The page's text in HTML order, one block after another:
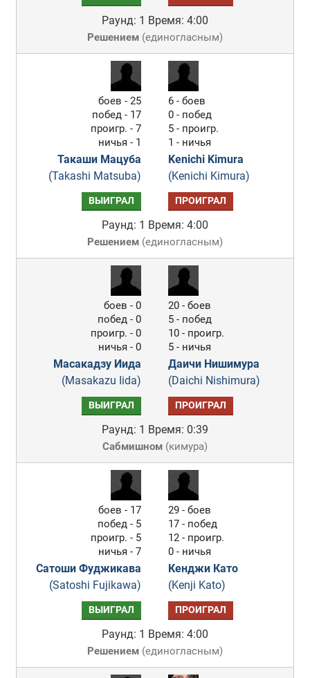
Раунд: 1 Время: 4:00
Решением(единогласным)
боев - 25
побед - 17
проигр. - 7
ничья - 1
Такаши Мацуба
(Takashi Matsuba)
6 - боев
0 - побед
5 - проигр.
1 - ничья
Kenichi Kimura
(Kenichi Kimura)
ВЫИГРАЛ ПРОИГРАЛ
Раунд: 1 Время: 4:00
Решением(единогласным)
боев - 0
побед - 0
проигр. - 0
ничья - 0
Масакадзу Иида
(Masakazu Iida)
20 - боев
5 - побед
10 - проигр.
5 - ничья
Даичи Нишимура
(Daichi Nishimura)
ВЫИГРАЛ ПРОИГРАЛ
Раунд: 1 Время: 0:39
Сабмишном(кимура)
боев - 17
побед - 5
проигр. - 5
ничья - 7
Сатоши Фуджикава
(Satoshi Fujikawa)
29 - боев
17 - побед
12 - проигр.
0 - ничья
Кенджи Като
(Kenji Kato)
ВЫИГРАЛ ПРОИГРАЛ
Раунд: 1 Время: 4:00
Решением(единогласным)